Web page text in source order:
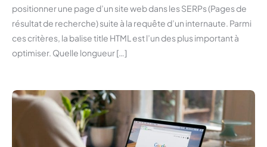
positionner une page d’un site web dans les SERPs (Pages de
résultat de recherche) suite à la requête d’un internaute. Parmi
ces critères, la balise title HTML est l’un des plus important à
optimiser. Quelle longueur […]